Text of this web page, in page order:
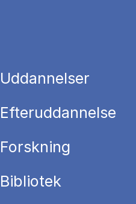
Uddannelser
Efteruddannelse
Forskning
Bibliotek